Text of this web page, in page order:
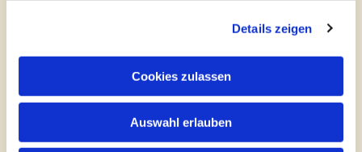
Details zeigen
Cookies zulassen
Auswahl erlauben
Brockhagener Straße 28 | 33803 Steinhagen
Newsletter abonnieren
Kontakt und Öffnungszeiten